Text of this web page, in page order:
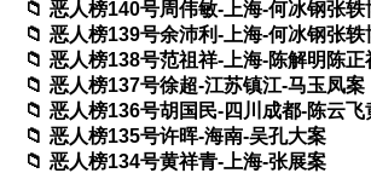
恶人榜140号周伟敏-上海-何冰钢张轶
恶人榜139号余沛利-上海-何冰钢张轶
恶人榜138号范祖祥-上海-陈解明陈正
恶人榜137号徐超-江苏镇江-马玉凤案
恶人榜136号胡国民-四川成都-陈云飞
恶人榜135号许晖-海南-吴孔大案
恶人榜134号黄祥青-上海-张展案